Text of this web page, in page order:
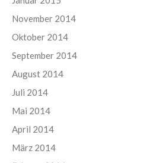
November 2014
Oktober 2014
September 2014
August 2014
Juli 2014
Mai 2014
April 2014
März 2014